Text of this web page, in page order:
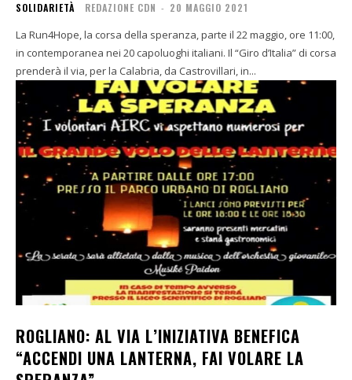
SOLIDARIETÀ REDAZIONE CDN - 20 MAGGIO 2021
La Run4Hope, la corsa della speranza, parte il 22 maggio, ore 11:00,
in contemporanea nei 20 capoluoghi italiani. Il “Giro d’Italia” di corsa
prenderà il via, per la Calabria, da Castrovillari, in...
ROGLIANO: AL VIA L’INIZIATIVA BENEFICA
“ACCENDI UNA LANTERNA, FAI VOLARE LA